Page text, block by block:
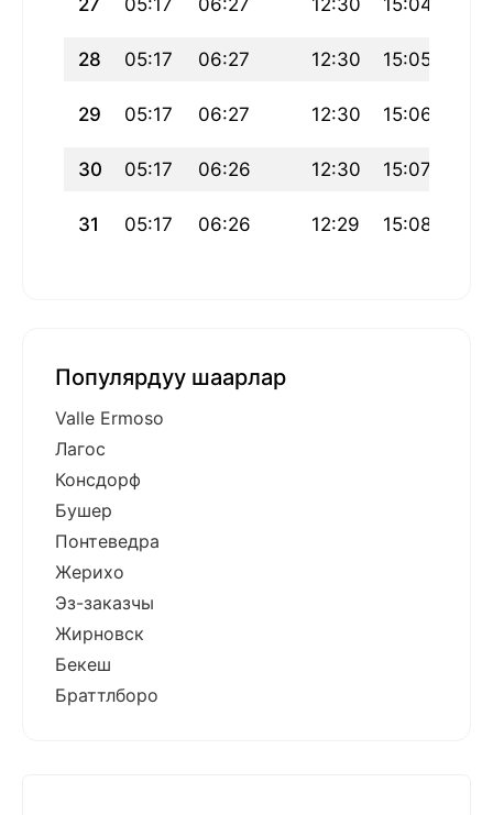
27 05:17 06:27 12:30 15:04
28 05:17 06:27 12:30 15:05
29 05:17 06:27 12:30 15:06
30 05:17 06:26 12:30 15:07
31 05:17 06:26 12:29 15:08
Популярдуу шаарлар
Valle Ermoso
Лагос
Консдорф
Бушер
Понтеведра
Жерихо
Эз-заказчы
Жирновск
Бекеш
Браттлборо